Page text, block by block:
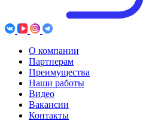
О компании
Партнерам
Преимущества
Наши работы
Видео
Вакансии
Контакты